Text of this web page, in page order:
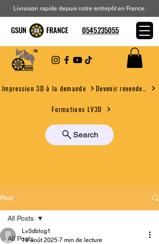
Impression 3D à la demande
Formations LV3D
Search
Livraison rapide depuis notre entrepôt en France.
GSUN FRANCE 0545235055
Post
All Posts
All Posts
Lv3dblog1
19 août 2025 7 min de lecture